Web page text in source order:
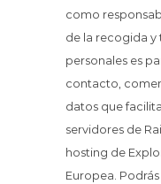
como
de la recogida
personales es
contacto,
datos que
servidores de
hosting de
Europea.